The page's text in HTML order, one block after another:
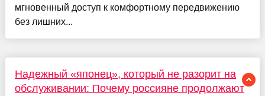
мгновенный доступ к комфортному передвижению
без лишних...
Надежный «японец», который не разорит на
обслуживании: Почему россияне продолжают